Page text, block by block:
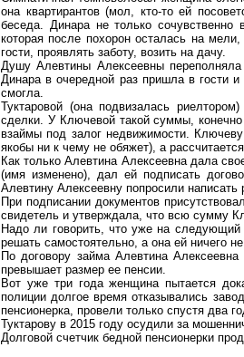
она квартирантов (мол, кто-то ей
беседа. Динара не только
которая после похорон осталась на
гости, проявлять заботу, возить на дачу.
Душу Алевтины Алексеевны
Динара в очередной раз пришла в гости
смогла.
Туктаровой (она подвизалась
сделки. У Ключевой такой суммы,
взаймы под залог недвижимости. Ключеву
якобы ни к чему не обяжет), а
Как только Алевтина Алексеевна дала
(имя изменено), дал ей подписать
Алевтину Алексеевну попросили
При подписании документов
свидетель и утверждала, что всю сумму
Надо ли говорить, что уже на
решать самостоятельно, а она ей ничего
По договору займа Алевтина
превышает размер ее пенсии.
Вот уже три года женщина пытается
полиции долгое время отказывались
пенсионерка, провели только спустя два
Туктарову в 2015 году осудили за
Долговой счетчик бедной пенсионерки